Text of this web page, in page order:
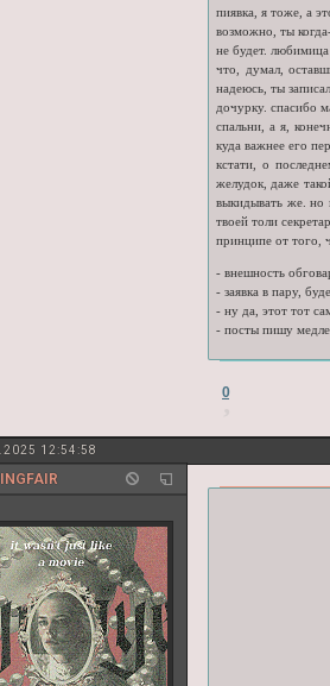
пиявка, я тоже, а
возможно, ты
не будет.
что, думал,
надеюсь, ты
дочурку. спасибо
спальни, а я,
куда важнее его
кстати, о
желудок, даже
выкидывать же. но
твоей толи
принципе от того,
- внешность
- заявка в пару,
- ну да, этот тот
- посты пишу
0
12:54:58